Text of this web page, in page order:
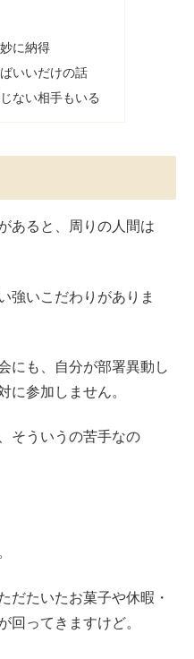
に納得
いいだけの話
ない相手もいる
あると、周りの人間は
強いこだわりがありま
にも、自分が部署異動し
に参加しません。
そういうの苦手なの
だたいたお菓子や休暇・
回ってきますけど。